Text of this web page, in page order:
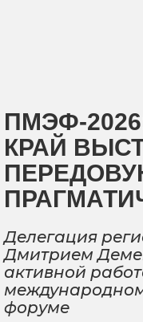
ПМЭФ-
КРАЙ
Делегация
Дмитрием
активной
форуме